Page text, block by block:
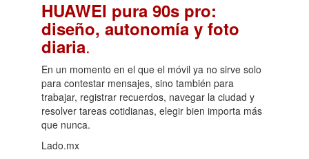
HUAWEI pura 90s pro:
diseño, autonomía y foto
diaria.
En un momento en el que el móvil ya no sirve solo
para contestar mensajes, sino también para
trabajar, registrar recuerdos, navegar la ciudad y
resolver tareas cotidianas, elegir bien importa más
que nunca.
Lado.mx